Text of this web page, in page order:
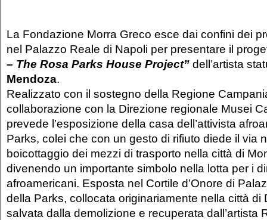
La Fondazione Morra Greco esce dai confini dei
nel Palazzo Reale di Napoli per presentare il
– The Rosa Parks House Project” dell’artista
Mendoza.
Realizzato con il sostegno della Regione
collaborazione con la Direzione regionale Musei
prevede l’esposizione della casa dell’attivista
Parks, colei che con un gesto di rifiuto diede il via
boicottaggio dei mezzi di trasporto nella città di
divenendo un importante simbolo nella lotta per i
afroamericani. Esposta nel Cortile d’Onore di
della Parks, collocata originariamente nella città di
salvata dalla demolizione e recuperata dall’artista